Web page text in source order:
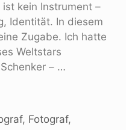
kein Instrument –
Identität. In diesem
Zugabe. Ich hatte
Weltstars
– …
, Fotograf,